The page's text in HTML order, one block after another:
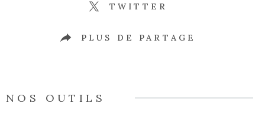
TWITTER
PLUS DE PARTAGE
NOS OUTILS